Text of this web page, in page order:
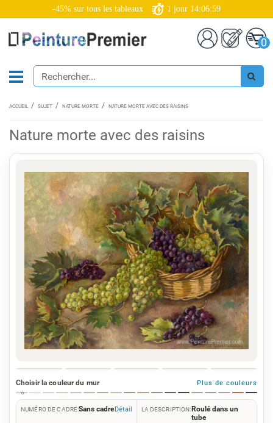
-45% sur tous les tableaux 1 jour 14:06:58
0
ACCUEIL SUJET NATURE MORTE NATURE MORTE AVEC DES RAISINS
Nature morte avec des raisins
Choisir la couleur du mur Plus de couleurs
NUMÉRO DE CADRE:Sans cadreDétail LA DESCRIPTION: Roulé dans un
tube